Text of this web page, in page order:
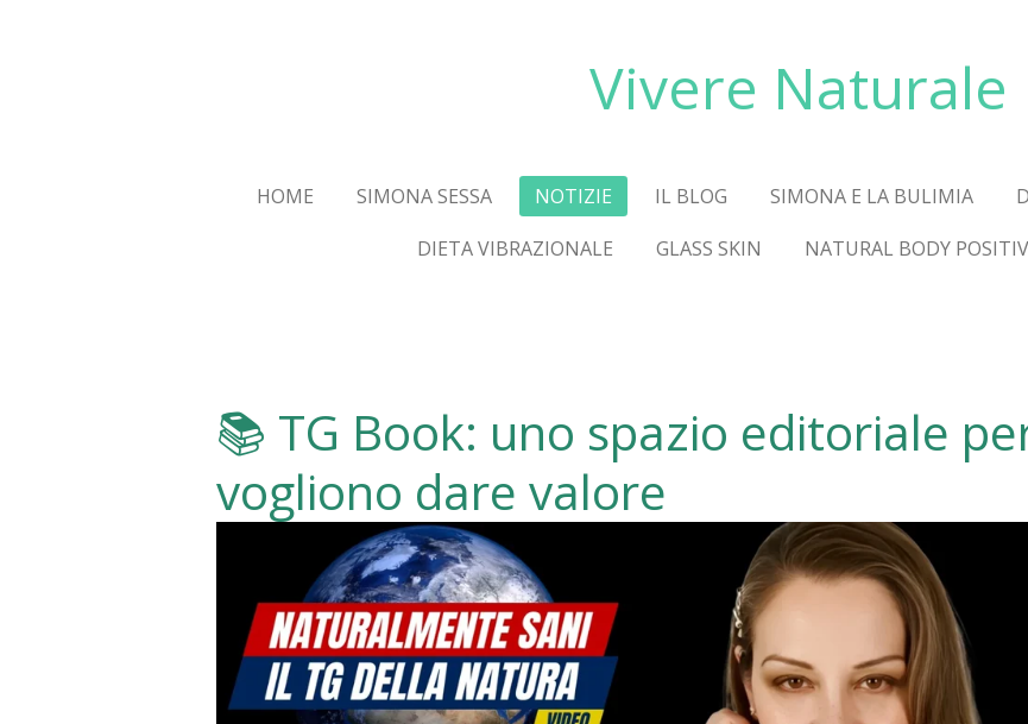
Vivere Naturale
HOME SIMONA SESSA NOTIZIE IL BLOG SIMONA E LA BULIMIA
DIETA VIBRAZIONALE
GLASS SKIN NATURAL BODY
📚 TG Book: uno spazio editoriale
vogliono dare valore